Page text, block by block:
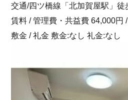
交通/四ツ橋線「北加賀屋駅」徒
賃料 / 管理費・共益費 64,000円
敷金 / 礼金 敷金:なし 礼金:なし